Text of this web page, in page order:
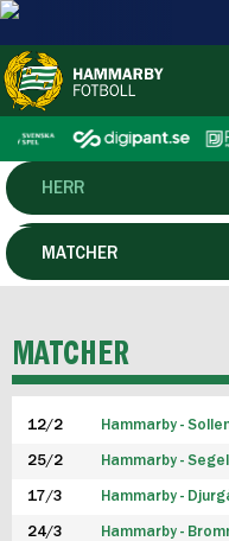
HERR
DAM
P19
F19
FUTSAL HERR
MATCHER
MATCHER
12/2 Hammarby -
25/2 Hammarby -
17/3 Hammarby -
24/3 Hammarby -